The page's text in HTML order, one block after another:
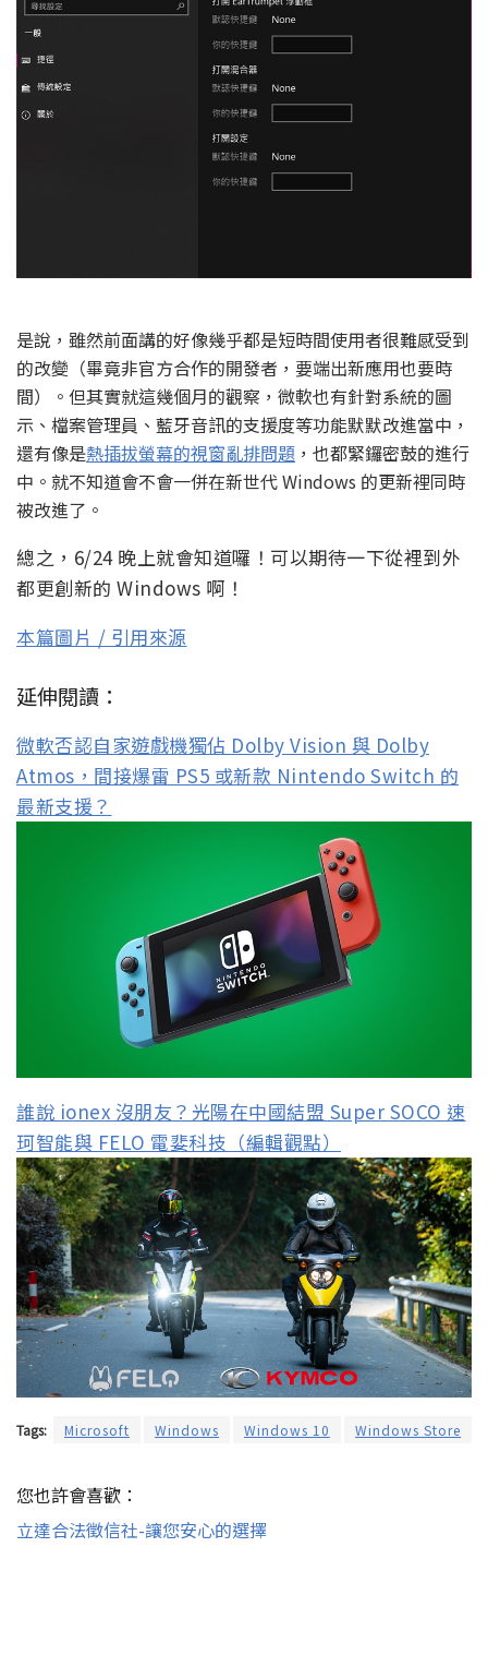
是說，雖然前面講的好像幾乎都是短時間使用者很難感受到
的改變（畢竟非官方合作的開發者，要端出新應用也要時
間）。但其實就這幾個月的觀察，微軟也有針對系統的圖
示、檔案管理員、藍牙音訊的支援度等功能默默改進當中，
還有像是熱插拔螢幕的視窗亂排問題 ，也都緊鑼密鼓的進行
中。就不知道會不會一併在新世代 Windows 的更新裡同時
被改進了。
總之，6/24 晚上就會知道囉！可以期待一下從裡到外
都更創新的 Windows 啊！
本篇圖片 / 引用來源
延伸閱讀：
微軟否認自家遊戲機獨佔 Dolby Vision 與 Dolby
Atmos，間接爆雷 PS5 或新款 Nintendo Switch 的
最新支援？
誰說 ionex 沒朋友？光陽在中國結盟 Super SOCO 速
珂智能與 FELO 電婓科技（編輯觀點）
Tags: Microsoft Windows Windows 10 Windows Store
您也許會喜歡：
立達合法徵信社-讓您安心的選擇